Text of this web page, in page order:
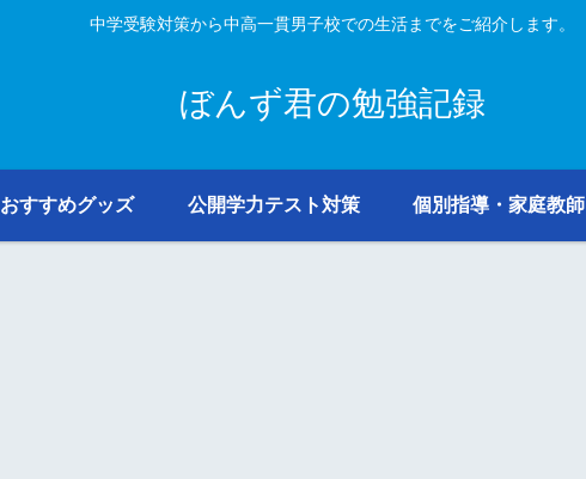
中学受験対策から中高一貫男子校での生活までをご紹介します。
ぼんず君の勉強記録
おすすめグッズ 公開学力テスト対策 個別指導・家庭教師